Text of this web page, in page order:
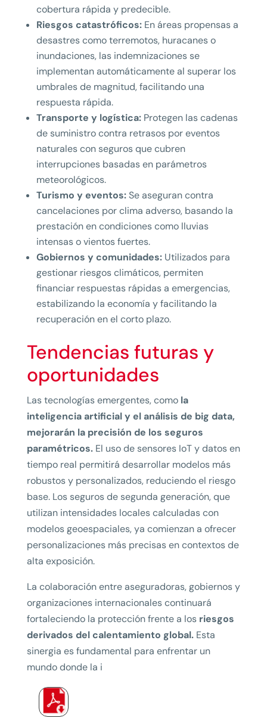
cobertura rápida y predecible.
Riesgos catastróficos:En áreas propensas a
desastres como terremotos, huracanes o
inundaciones, las indemnizaciones se
implementan automáticamente al superar los
umbrales de magnitud, facilitando una
respuesta rápida.
Transporte y logística:Protegen las cadenas
de suministro contra retrasos por eventos
naturales con seguros que cubren
interrupciones basadas en parámetros
meteorológicos.
Turismo y eventos:Se aseguran contra
cancelaciones por clima adverso, basando la
prestación en condiciones como lluvias
intensas o vientos fuertes.
Gobiernos y comunidades:Utilizados para
gestionar riesgos climáticos, permiten
financiar respuestas rápidas a emergencias,
estabilizando la economía y facilitando la
recuperación en el corto plazo.
Tendencias futuras y
oportunidades
Las tecnologías emergentes, como la
inteligencia artificial y el análisis de big data,
mejorarán la precisión de los seguros
paramétricos.El uso de sensores IoT y datos en
tiempo real permitirá desarrollar modelos más
robustos y personalizados, reduciendo el riesgo
base. Los seguros de segunda generación, que
utilizan intensidades locales calculadas con
modelos geoespaciales, ya comienzan a ofrecer
personalizaciones más precisas en contextos de
alta exposición.
La colaboración entre aseguradoras, gobiernos y
organizaciones internacionales continuará
fortaleciendo la protección frente a los riesgos
derivados del calentamiento global.Esta
sinergia es fundamental para enfrentar un
mundo donde la i